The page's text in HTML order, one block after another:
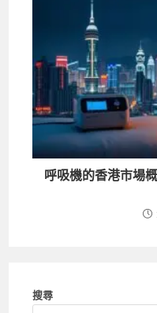
呼吸機的香港市場
搜尋